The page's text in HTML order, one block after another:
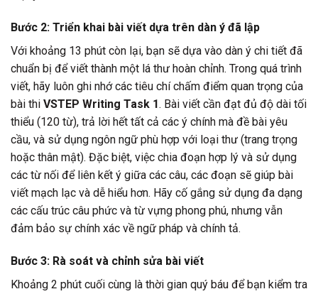
Bước 2: Triển khai bài viết dựa trên dàn ý đã lập
Với khoảng 13 phút còn lại, bạn sẽ dựa vào dàn ý chi tiết đã
chuẩn bị để viết thành một lá thư hoàn chỉnh. Trong quá trình
viết, hãy luôn ghi nhớ các tiêu chí chấm điểm quan trọng của
bài thi VSTEP Writing Task 1. Bài viết cần đạt đủ độ dài tối
thiểu (120 từ), trả lời hết tất cả các ý chính mà đề bài yêu
cầu, và sử dụng ngôn ngữ phù hợp với loại thư (trang trọng
hoặc thân mật). Đặc biệt, việc chia đoạn hợp lý và sử dụng
các từ nối để liên kết ý giữa các câu, các đoạn sẽ giúp bài
viết mạch lạc và dễ hiểu hơn. Hãy cố gắng sử dụng đa dạng
các cấu trúc câu phức và từ vựng phong phú, nhưng vẫn
đảm bảo sự chính xác về ngữ pháp và chính tả.
Bước 3: Rà soát và chỉnh sửa bài viết
Khoảng 2 phút cuối cùng là thời gian quý báu để bạn kiểm tra